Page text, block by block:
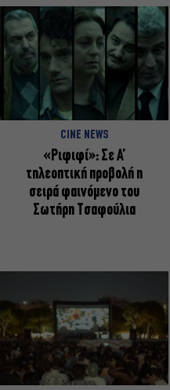
CINE NEWS
«Ριφιφί»: Σε Α’
τηλεοπτική προβολή η
σειρά φαινόμενο του
Σωτήρη Τσαφούλια